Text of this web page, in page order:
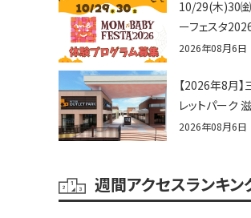
出店しません
10/29(木)30
ーフェスタ
ログラム募集♪
せんか？
2026年08月6日
【2026年8月】
レットパーク
夏休みイベント
トまで盛りだく
2026年08月6日
週間アクセスランキン